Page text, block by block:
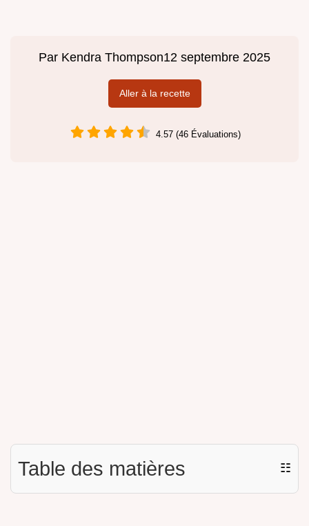
Par Kendra Thompson12 septembre 2025
Aller à la recette
4.57 (46 Évaluations)
Table des matières ☷